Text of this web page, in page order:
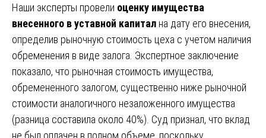
Наши эксперты провели оценку имущества
внесенного в уставной капитал на дату его внесения,
определив рыночную стоимость цеха с учетом наличия
обременения в виде залога. Экспертное заключение
показало, что рыночная стоимость имущества,
обремененного залогом, существенно ниже рыночной
стоимости аналогичного незаложенного имущества
(разница составила около 40%). Суд признал, что вклад
не был оплачен в полном объеме, поскольку